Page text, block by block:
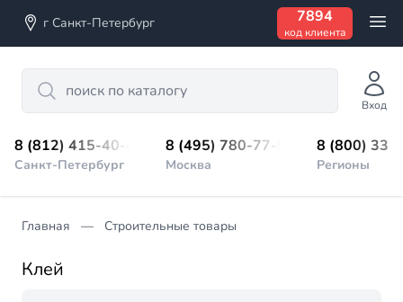
г Санкт-Петербург 7894
код клиента
Search
Вход
8 (812) 415-40-45
Санкт-Петербург
8 (495) 780-77-98
Москва
8 (800)
Регионы
Главная Строительные товары
Клей